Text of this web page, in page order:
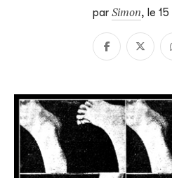
par Simon, le